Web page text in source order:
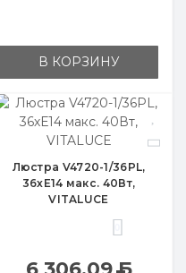
В КОРЗИНУ
Люстра V4720-1/36PL,
36хЕ14 макс. 40Вт,
VITALUCE